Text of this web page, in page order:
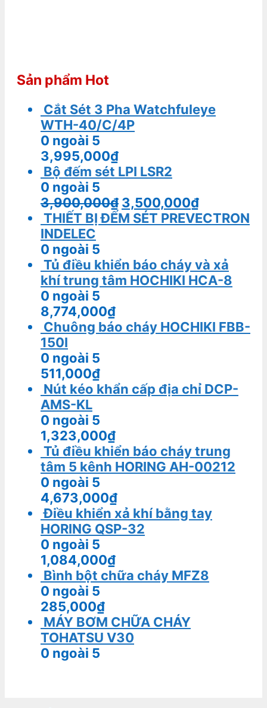
Sản phẩm Hot
Cắt Sét 3 Pha Watchfuleye
WTH-40/C/4P
0 ngoài 5
3,995,000₫
Bộ đếm sét LPI LSR2
0 ngoài 5
3,900,000₫ 3,500,000₫
THIẾT BỊ ĐẾM SÉT PREVECTRON
INDELEC
0 ngoài 5
Tủ điều khiển báo cháy và xả
khí trung tâm HOCHIKI HCA-8
0 ngoài 5
8,774,000₫
Chuông báo cháy HOCHIKI FBB-
150I
0 ngoài 5
511,000₫
Nút kéo khẩn cấp địa chỉ DCP-
AMS-KL
0 ngoài 5
1,323,000₫
Tủ điều khiển báo cháy trung
tâm 5 kênh HORING AH-00212
0 ngoài 5
4,673,000₫
Điều khiển xả khí bằng tay
HORING QSP-32
0 ngoài 5
1,084,000₫
Bình bột chữa cháy MFZ8
0 ngoài 5
285,000₫
MÁY BƠM CHỮA CHÁY
TOHATSU V30
0 ngoài 5